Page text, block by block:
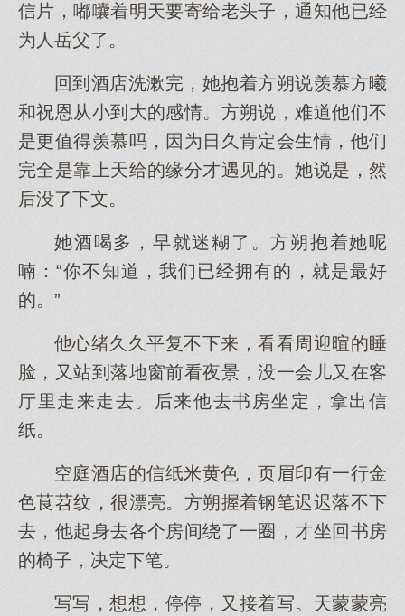
信片，嘟囔着明天要寄给老头子，通知他已经
为人岳父了。
回到酒店洗漱完，她抱着方朔说羡慕方曦
和祝恩从小到大的感情。方朔说，难道他们不
是更值得羡慕吗，因为日久肯定会生情，他们
完全是靠上天给的缘分才遇见的。她说是，然
后没了下文。
她酒喝多，早就迷糊了。方朔抱着她呢
喃：“你不知道，我们已经拥有的，就是最好
的。”
他心绪久久平复不下来，看看周迎暄的睡
脸，又站到落地窗前看夜景，没一会儿又在客
厅里走来走去。后来他去书房坐定，拿出信
纸。
空庭酒店的信纸米黄色，页眉印有一行金
色茛苕纹，很漂亮。方朔握着钢笔迟迟落不下
去，他起身去各个房间绕了一圈，才坐回书房
的椅子，决定下笔。
写写，想想，停停，又接着写。天蒙蒙亮